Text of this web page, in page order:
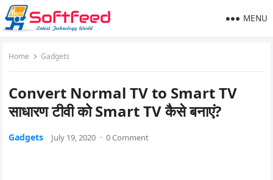
MENU
Home Gadgets
Convert Normal TV to Smart TV
साधारण टीवी को Smart TV कैसे बनाएं?
Gadgets July 19, 2020 · 0 Comment